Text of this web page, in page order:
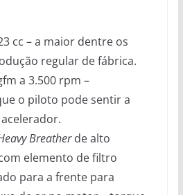
cc – a maior dentre os
regular de fábrica.
a 3.500 rpm –
o piloto pode sentir a
Breatherde alto
elemento de filtro
para a frente para